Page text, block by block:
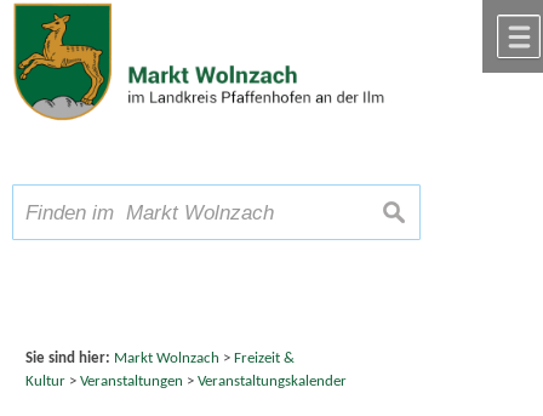
Zum Inhalt,zur Navigation
Schriftgröße A A A suchen
Sie sind hier: Markt Wolnzach > Freizeit &
Kultur> Veranstaltungen > Veranstaltungskalender